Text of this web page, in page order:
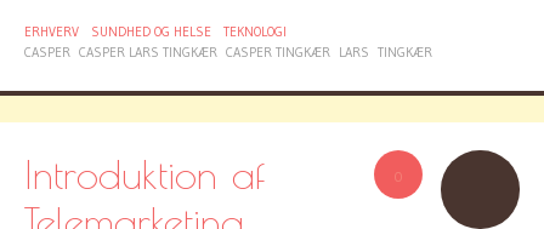
ERHVERV SUNDHED OG HELSE
TEKNOLOGI
CASPER CASPER LARS TINGKÆR CASPER TINGKÆR LARS TINGKÆR
0
Introduktion af